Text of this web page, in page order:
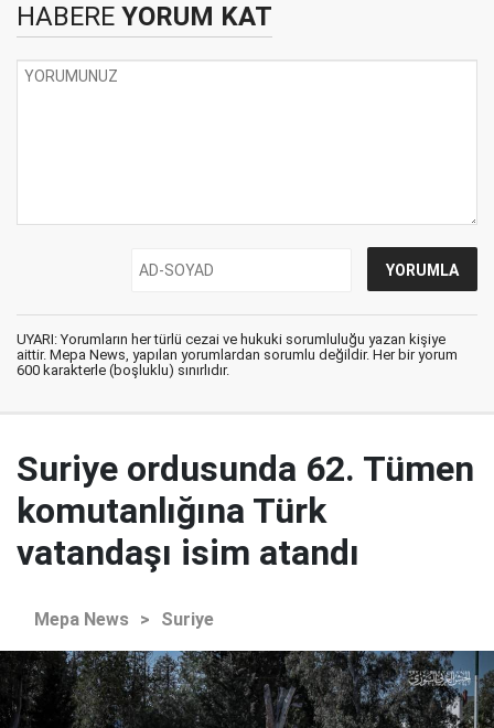
HABERE YORUM KAT
UYARI: Yorumların her türlü cezai ve hukuki sorumluluğu yazan kişiye
aittir. Mepa News, yapılan yorumlardan sorumlu değildir. Her bir yorum
600 karakterle (boşluklu) sınırlıdır.
Suriye ordusunda 62. Tümen
komutanlığına Türk
vatandaşı isim atandı
Mepa News > Suriye